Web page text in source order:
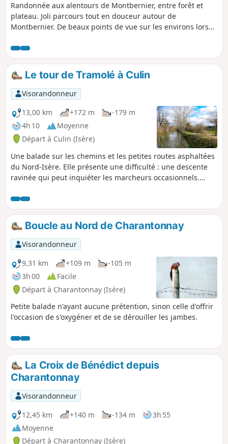
Randonnée aux alentours de Montbernier, entre forêt et
plateau. Joli parcours tout en douceur autour de
Montbernier. De beaux points de vue sur les environs lors
passage en forêt et à travers champs.
Le tour de Tramolé à Culin
Visorandonneur
13,00 km
+172 m
-179 m
4h 10
Moyenne
Départ à Culin (Isère)
Une balade sur les chemins et les petites routes asphaltées
du Nord-Isère. Elle présente une difficulté : une descente
ravinée qui peut inquiéter les marcheurs occasionnels.
Boucle au Nord de Charantonnay
Visorandonneur
9,31 km
+109 m
-105 m
3h 00
Facile
Départ à Charantonnay (Isère)
Petite balade n'ayant aucune prétention, sinon celle d'offrir
l'occasion de s'oxygéner et de se dérouiller les jambes.
La Croix de Bénédict depuis
Charantonnay
Visorandonneur
12,45 km
+140 m -134 m
3h 55
Moyenne
Départ à Charantonnay (Isère)